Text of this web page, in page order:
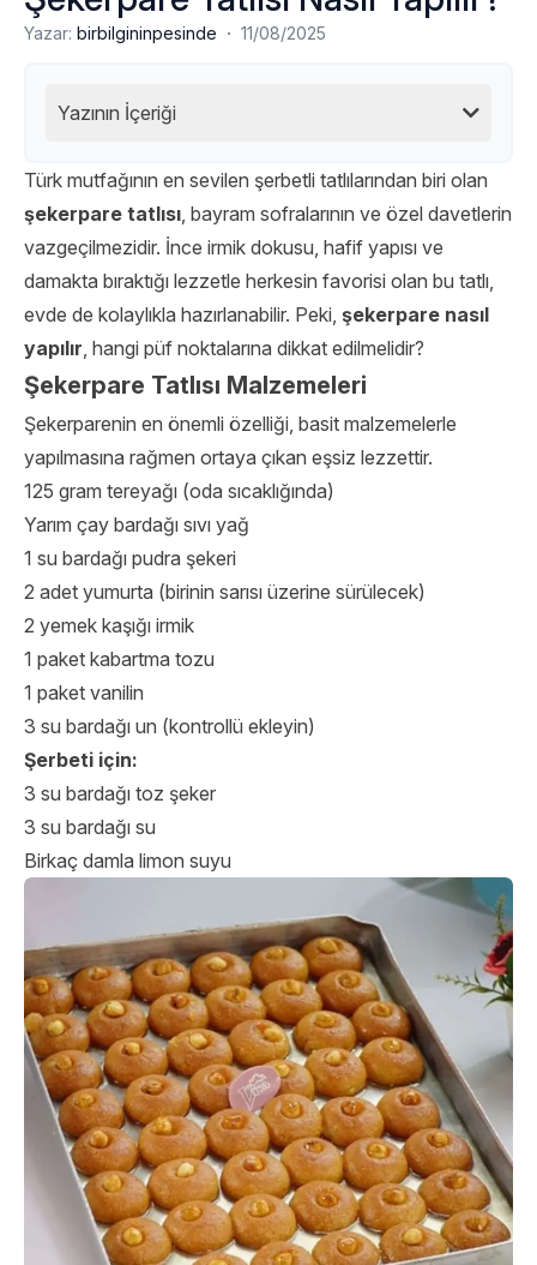
Yazar: birbilgininpesinde · 11/08/2025
Yazının İçeriği
Türk mutfağının en sevilen şerbetli tatlılarından biri olan
şekerpare tatlısı, bayram sofralarının ve özel davetlerin
vazgeçilmezidir. İnce irmik dokusu, hafif yapısı ve
damakta bıraktığı lezzetle herkesin favorisi olan bu tatlı,
evde de kolaylıkla hazırlanabilir. Peki, şekerpare nasıl
yapılır, hangi püf noktalarına dikkat edilmelidir?
Şekerpare Tatlısı Malzemeleri
Şekerparenin en önemli özelliği, basit malzemelerle
yapılmasına rağmen ortaya çıkan eşsiz lezzettir.
125 gram tereyağı (oda sıcaklığında)
Yarım çay bardağı sıvı yağ
1 su bardağı pudra şekeri
2 adet yumurta (birinin sarısı üzerine sürülecek)
2 yemek kaşığı irmik
1 paket kabartma tozu
1 paket vanilin
3 su bardağı un (kontrollü ekleyin)
Şerbeti için:
3 su bardağı toz şeker
3 su bardağı su
Birkaç damla limon suyu